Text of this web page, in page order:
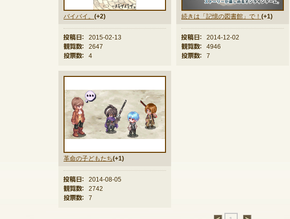
バイバイ。 (+2)
投稿日：
2015-02-13
観覧数：
2647
投票数：
4
続きは「記憶の図書館」で！ (+1)
投稿日：
2014-12-02
観覧数：
4946
投票数：
7
革命の子どもたち(+1)
投稿日：
2014-08-05
観覧数：
2742
投票数：
7